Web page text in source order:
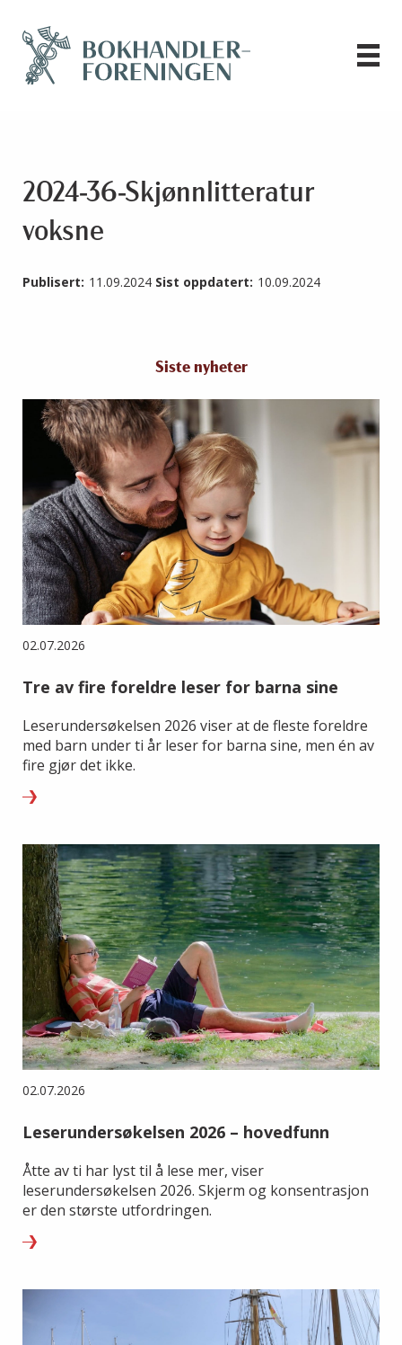
2024-36-Skjønnlitteratur
voksne
Publisert: 11.09.2024 Sist oppdatert: 10.09.2024
Siste nyheter
02.07.2026
Tre av fire foreldre leser for barna sine
Leserundersøkelsen 2026 viser at de fleste foreldre
med barn under ti år leser for barna sine, men én av
fire gjør det ikke.
02.07.2026
Leserundersøkelsen 2026 – hovedfunn
Åtte av ti har lyst til å lese mer, viser
leserundersøkelsen 2026. Skjerm og konsentrasjon
er den største utfordringen.